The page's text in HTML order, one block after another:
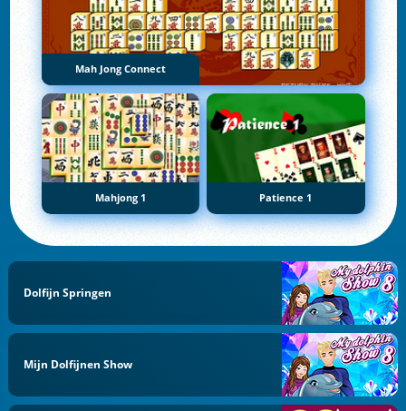
Mah Jong Connect
Mahjong 1 Patience 1
Dolfijn Springen
Mijn Dolfijnen Show